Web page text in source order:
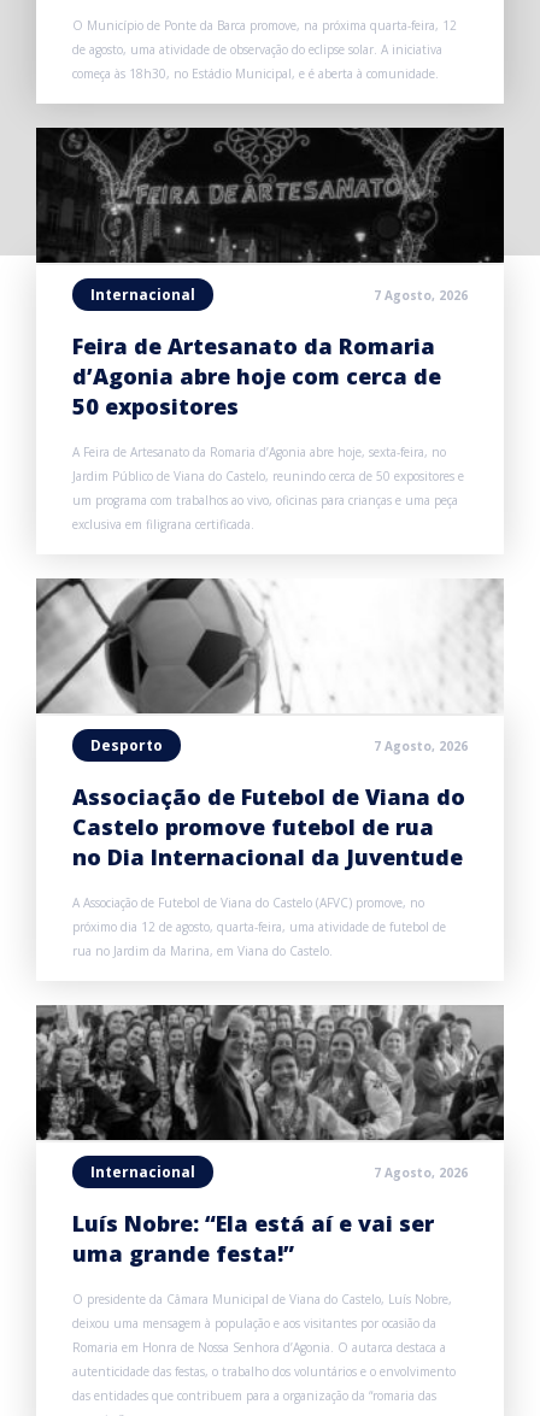
O Município de Ponte da Barca promove, na próxima quarta-feira, 12
de agosto, uma atividade de observação do eclipse solar. A iniciativa
começa às 18h30, no Estádio Municipal, e é aberta à comunidade.
Internacional 7 Agosto, 2026
Feira de Artesanato da Romaria
d’Agonia abre hoje com cerca de
50 expositores
A Feira de Artesanato da Romaria d’Agonia abre hoje, sexta-feira, no
Jardim Público de Viana do Castelo, reunindo cerca de 50 expositores e
um programa com trabalhos ao vivo, oficinas para crianças e uma peça
exclusiva em filigrana certificada.
Desporto 7 Agosto, 2026
Associação de Futebol de Viana do
Castelo promove futebol de rua
no Dia Internacional da Juventude
A Associação de Futebol de Viana do Castelo (AFVC) promove, no
próximo dia 12 de agosto, quarta-feira, uma atividade de futebol de
rua no Jardim da Marina, em Viana do Castelo.
Internacional 7 Agosto, 2026
Luís Nobre: “Ela está aí e vai ser
uma grande festa!”
O presidente da Câmara Municipal de Viana do Castelo, Luís Nobre,
deixou uma mensagem à população e aos visitantes por ocasião da
Romaria em Honra de Nossa Senhora d’Agonia. O autarca destaca a
autenticidade das festas, o trabalho dos voluntários e o envolvimento
das entidades que contribuem para a organização da “romaria das